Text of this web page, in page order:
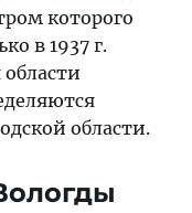
которого
в 1937 г.
области
области.